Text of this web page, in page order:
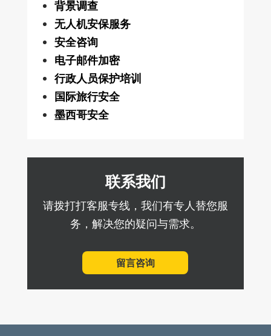
背景调查
无人机安保服务
安全咨询
电子邮件加密
行政人员保护培训
国际旅行安全
墨西哥安全
联系我们
请拨打打客服专线，我们有专人替您服
务，解决您的疑问与需求。
留言咨询